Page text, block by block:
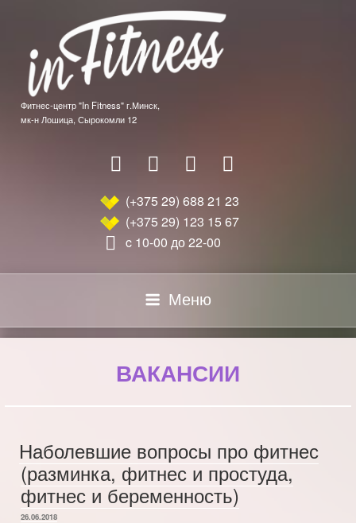
содержимому
Фитнес-центр "In Fitness" г.Минск,
мк-н Лошица, Сырокомли 12
(+375 29) 688 21 23
(+375 29) 123 15 67
c 10-00 до 22-00
Меню
ВАКАНСИИ
Наболевшие вопросы про фитнес
(разминка, фитнес и простуда,
фитнес и беременность)
ОПУБЛИКОВАНО
26.06.2018